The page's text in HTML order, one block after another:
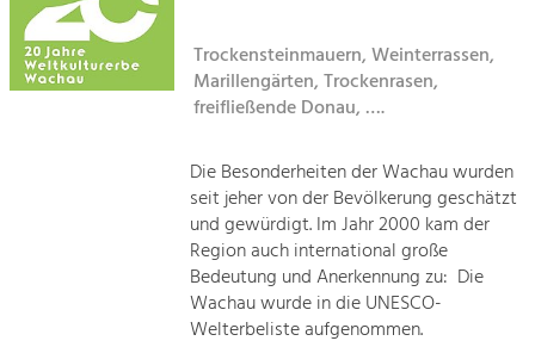
Kirchen am Fluss
Suche
Tourismus
Angebotsentwicklung und
Positionierung.
Kunst & Kultur
Handwerk, Wissenschaft und Forschung.
Soziales, Bildung &
Gleichberechtigung, Jugend und
Trockensteinmauern, Weinterrassen,
Marillengärten, Trockenrasen,
freifließende Donau, ….
Die Besonderheiten der Wachau wurden
seit jeher von der Bevölkerung geschätzt
und gewürdigt. Im Jahr 2000 kam der
Region auch international große
Bedeutung und Anerkennung zu: Die
Wachau wurde in die UNESCO-
Welterbeliste aufgenommen.